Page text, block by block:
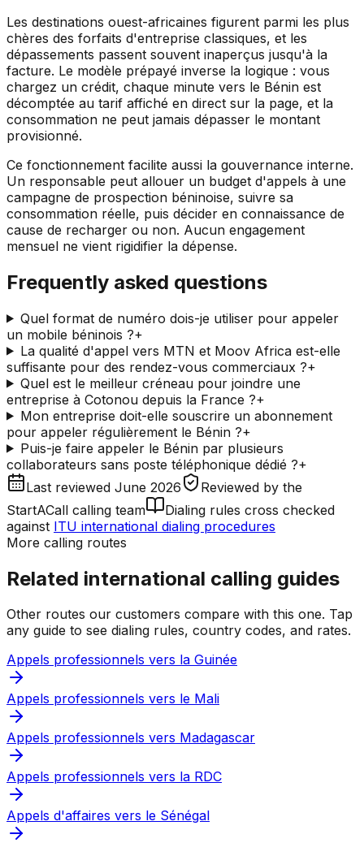
Les destinations ouest-africaines figurent parmi les plus
chères des forfaits d'entreprise classiques, et les
dépassements passent souvent inaperçus jusqu'à la
facture. Le modèle prépayé inverse la logique : vous
chargez un crédit, chaque minute vers le Bénin est
décomptée au tarif affiché en direct sur la page, et la
consommation ne peut jamais dépasser le montant
provisionné.
Ce fonctionnement facilite aussi la gouvernance interne.
Un responsable peut allouer un budget d'appels à une
campagne de prospection béninoise, suivre sa
consommation réelle, puis décider en connaissance de
cause de recharger ou non. Aucun engagement
mensuel ne vient rigidifier la dépense.
Frequently asked questions
Quel format de numéro dois-je utiliser pour appeler
un mobile béninois ?+
La qualité d'appel vers MTN et Moov Africa est-elle
suffisante pour des rendez-vous commerciaux ?+
Quel est le meilleur créneau pour joindre une
entreprise à Cotonou depuis la France ?+
Mon entreprise doit-elle souscrire un abonnement
pour appeler régulièrement le Bénin ?+
Puis-je faire appeler le Bénin par plusieurs
collaborateurs sans poste téléphonique dédié ?+
Last reviewed June 2026 Reviewed by the
StartACall calling team
Dialing rules cross checked
against ITU international dialing procedures
More calling routes
Related international calling guides
Other routes our customers compare with this one. Tap
any guide to see dialing rules, country codes, and rates.
Appels professionnels vers la Guinée
Appels professionnels vers le Mali
Appels professionnels vers Madagascar
Appels professionnels vers la RDC
Appels d'affaires vers le Sénégal